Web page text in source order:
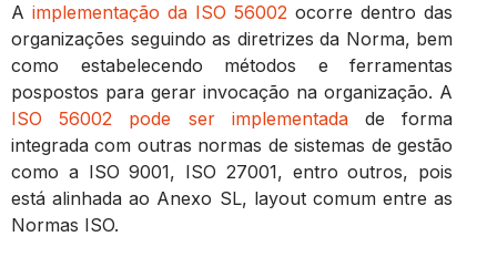
A implementação da ISO 56002 ocorre dentro das
organizações seguindo as diretrizes da Norma, bem
como estabelecendo métodos e ferramentas
pospostos para gerar invocação na organização. A
ISO 56002 pode ser implementadade forma
integrada com outras normas de sistemas de gestão
como a ISO 9001, ISO 27001, entro outros, pois
está alinhada ao Anexo SL, layout comum entre as
Normas ISO.